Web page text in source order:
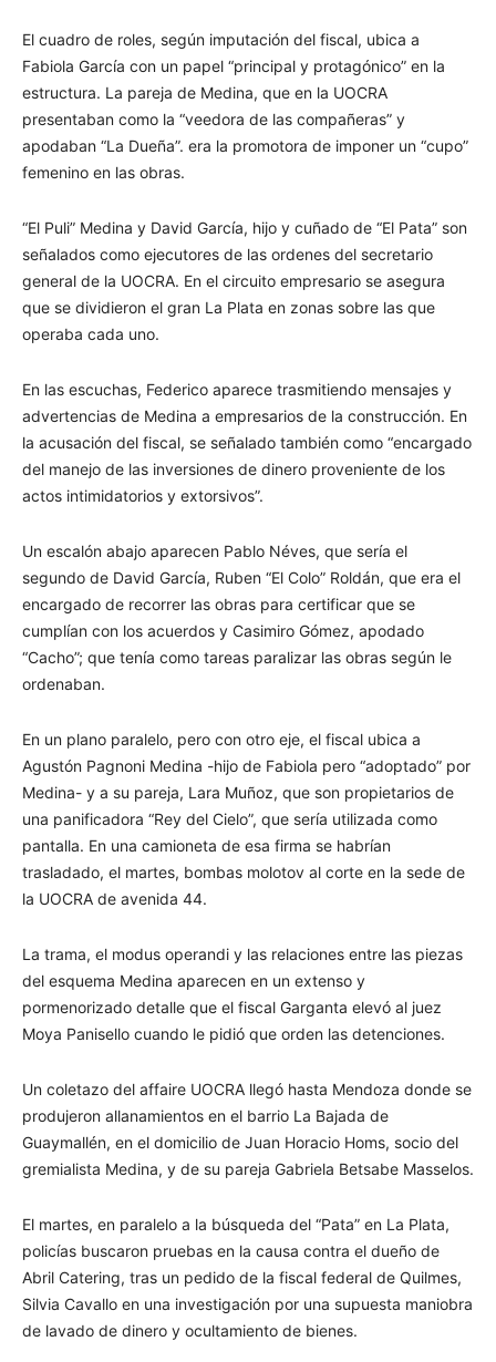
El cuadro de roles, según imputación del fiscal, ubica a
Fabiola García con un papel “principal y protagónico” en la
estructura. La pareja de Medina, que en la UOCRA
presentaban como la “veedora de las compañeras” y
apodaban “La Dueña”. era la promotora de imponer un “cupo”
femenino en las obras.
“El Puli” Medina y David García, hijo y cuñado de “El Pata” son
señalados como ejecutores de las ordenes del secretario
general de la UOCRA. En el circuito empresario se asegura
que se dividieron el gran La Plata en zonas sobre las que
operaba cada uno.
En las escuchas, Federico aparece trasmitiendo mensajes y
advertencias de Medina a empresarios de la construcción. En
la acusación del fiscal, se señalado también como “encargado
del manejo de las inversiones de dinero proveniente de los
actos intimidatorios y extorsivos”.
Un escalón abajo aparecen Pablo Néves, que sería el
segundo de David García, Ruben “El Colo” Roldán, que era el
encargado de recorrer las obras para certificar que se
cumplían con los acuerdos y Casimiro Gómez, apodado
“Cacho”; que tenía como tareas paralizar las obras según le
ordenaban.
En un plano paralelo, pero con otro eje, el fiscal ubica a
Agustón Pagnoni Medina -hijo de Fabiola pero “adoptado” por
Medina- y a su pareja, Lara Muñoz, que son propietarios de
una panificadora “Rey del Cielo”, que sería utilizada como
pantalla. En una camioneta de esa firma se habrían
trasladado, el martes, bombas molotov al corte en la sede de
la UOCRA de avenida 44.
La trama, el modus operandi y las relaciones entre las piezas
del esquema Medina aparecen en un extenso y
pormenorizado detalle que el fiscal Garganta elevó al juez
Moya Panisello cuando le pidió que orden las detenciones.
Un coletazo del affaire UOCRA llegó hasta Mendoza donde se
produjeron allanamientos en el barrio La Bajada de
Guaymallén, en el domicilio de Juan Horacio Homs, socio del
gremialista Medina, y de su pareja Gabriela Betsabe Masselos.
El martes, en paralelo a la búsqueda del “Pata” en La Plata,
policías buscaron pruebas en la causa contra el dueño de
Abril Catering, tras un pedido de la fiscal federal de Quilmes,
Silvia Cavallo en una investigación por una supuesta maniobra
de lavado de dinero y ocultamiento de bienes.